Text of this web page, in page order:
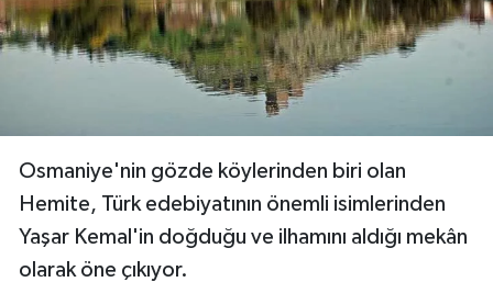
Osmaniye'nin gözde köylerinden biri olan
Hemite, Türk edebiyatının önemli isimlerinden
Yaşar Kemal'in doğduğu ve ilhamını aldığı mekân
olarak öne çıkıyor.